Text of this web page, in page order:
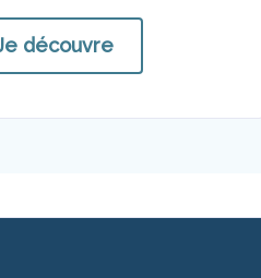
découvre